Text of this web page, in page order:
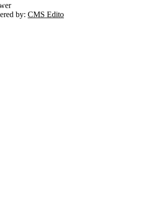
by: CMS Edito